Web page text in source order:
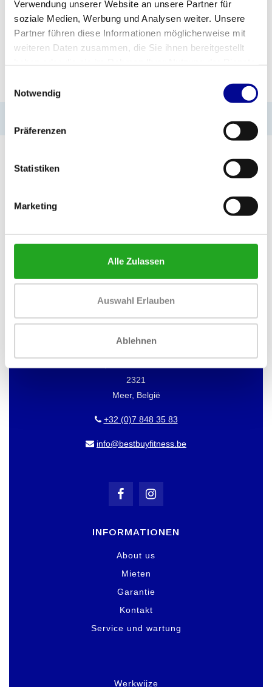
Verwendung unserer Website an unsere Partner für
soziale Medien, Werbung und Analysen weiter. Unsere
Partner führen diese Informationen möglicherweise mit
weiteren Daten zusammen, die Sie ihnen bereitgestellt
Notwendig
Präferenzen
Statistiken
Marketing
Alle Zulassen
Auswahl Erlauben
Ablehnen
MEHR ALS 28 JAHRE
ERFAHRUNG
BESTE PREISE UND
BESTE AUSSTATTUNG
MÖCHTEN SIE ÜBER DAS DATUM
Dann abonnieren Sie unseren Newsletter!
BEST BUY FITNESS
Best Buy Fitness
2321
Meer, België
+32 (0)7 848 35 83
info@bestbuyfitness.be
INFORMATIONEN
About us
Mieten
Garantie
Kontakt
Service und wartung
Werkwijze